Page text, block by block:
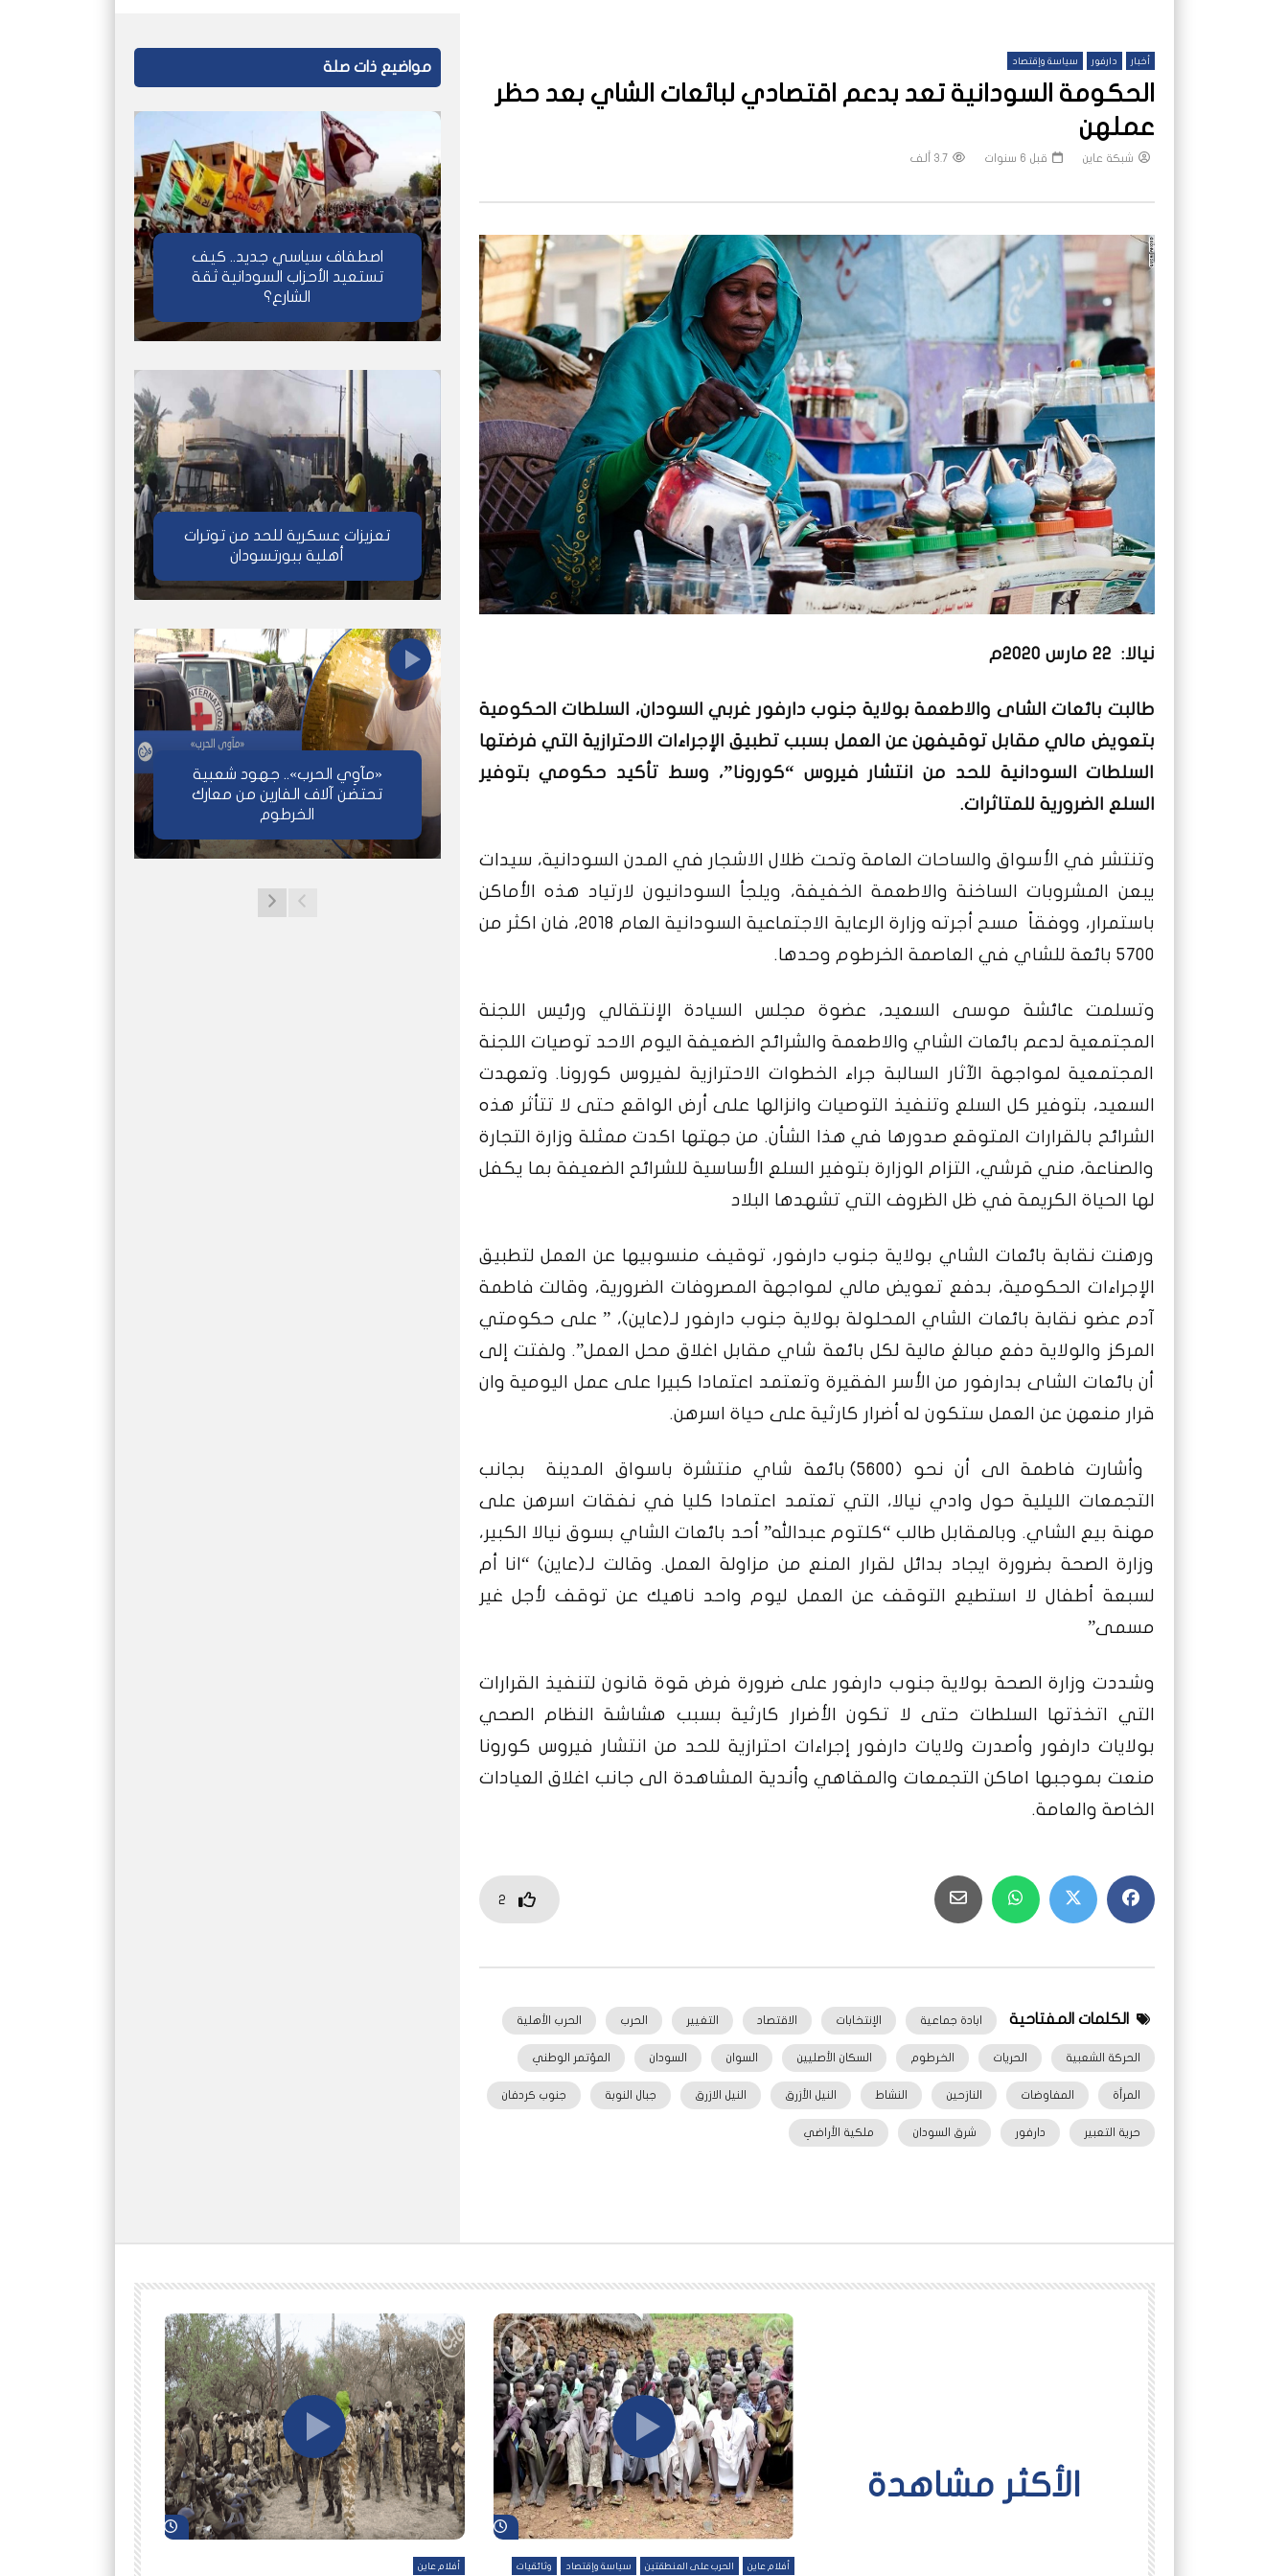
أخبار دارفور سياسة وإقتصاد
الحكومة السودانية تعد بدعم اقتصادي لبائعات الشاي بعد حظر
عملهن
شبكة عاين قبل 6 سنوات 3.7 ألف
نيالا: 22 مارس 2020م
طالبت بائعات الشاى والاطعمة بولاية جنوب دارفور غربي السودان، السلطات الحكومية
بتعويض مالي مقابل توقيفهن عن العمل بسبب تطبيق الإجراءات الاحترازية التي فرضتها
السلطات السودانية للحد من انتشار فيروس “كورونا”، وسط تأكيد حكومي بتوفير
السلع الضرورية للمتاثرات.
وتنتشر في الأسواق والساحات العامة وتحت ظلال الاشجار في المدن السودانية، سيدات
يبعن المشروبات الساخنة والاطعمة الخفيفة، ويلجأ السودانيون لارتياد هذه الأماكن
باستمرار، ووفقاً مسح أجرته وزارة الرعاية الاجتماعية السودانية العام 2018، فان اكثر من
5700 بائعة للشاي في العاصمة الخرطوم وحدها.
وتسلمت عائشة موسى السعيد، عضوة مجلس السيادة الإنتقالي ورئيس اللجنة
المجتمعية لدعم بائعات الشاي والاطعمة والشرائح الضعيفة اليوم الاحد توصيات اللجنة
المجتمعية لمواجهة الآثار السالبة جراء الخطوات الاحترازية لفيروس كورونا. وتعهدت
السعيد، بتوفير كل السلع وتنفيذ التوصيات وانزالها على أرض الواقع حتى لا تتأثر هذه
الشرائح بالقرارات المتوقع صدورها في هذا الشأن. من جهتها اكدت ممثلة وزارة التجارة
والصناعة، مني قرشي، التزام الوزارة بتوفير السلع الأساسية للشرائح الضعيفة بما يكفل
لها الحياة الكريمة في ظل الظروف التي تشهدها البلاد
ورهنت نقابة بائعات الشاي بولاية جنوب دارفور، توقيف منسوبيها عن العمل لتطبيق
الإجراءات الحكومية، بدفع تعويض مالي لمواجهة المصروفات الضرورية، وقالت فاطمة
آدم عضو نقابة بائعات الشاي المحلولة بولاية جنوب دارفور لـ(عاين)، ” على حكومتي
المركز والولاية دفع مبالغ مالية لكل بائعة شاي مقابل اغلاق محل العمل”. ولفتت إلى
أن بائعات الشاى بدارفور من الأسر الفقيرة وتعتمد اعتمادا كبيرا على عمل اليومية وان
قرار منعهن عن العمل ستكون له أضرار كارثية على حياة اسرهن.
وأشارت فاطمة الى أن نحو (٥٦٠٠) بائعة شاي منتشرة باسواق المدينة بجانب
التجمعات الليلية حول وادي نيالا، التي تعتمد اعتمادا كليا في نفقات اسرهن على
مهنة بيع الشاي. وبالمقابل طالب “كلتوم عبدالله” أحد بائعات الشاي بسوق نيالا الكبير،
وزارة الصحة بضرورة ايجاد بدائل لقرار المنع من مزاولة العمل. وقالت لـ(عاين) “انا أم
لسبعة أطفال لا استطيع التوقف عن العمل ليوم واحد ناهيك عن توقف لأجل غير
مسمى”
وشددت وزارة الصحة بولاية جنوب دارفور على ضرورة فرض قوة قانون لتنفيذ القرارات
التي اتخذتها السلطات حتى لا تكون الأضرار كارثية بسبب هشاشة النظام الصحي
بولايات دارفور وأصدرت ولايات دارفور إجراءات احترازية للحد من انتشار فيروس كورونا
منعت بموجبها اماكن التجمعات والمقاهي وأندية المشاهدة الى جانب اغلاق العيادات
الخاصة والعامة.
2
الكلمات المفتاحية ابادة جماعية الإنتخابات الاقتصاد التغيير الحرب الحرب الأهلية
الحركة الشعبية الحريات الخرطوم السكان الأصليين السوان السودان المؤتمر الوطني
المرأة المفاوضات النازحين النشاط النيل الأزرق النيل الازرق جبال النوبة جنوب كردفان
حرية التعبير دارفور شرق السودان ملكية الأراضي
مواضيع ذات صلة
اصطفاف سياسي جديد.. كيف
تستعيد الأحزاب السودانية ثقة
الشارع؟
تعزيزات عسكرية للحد من توترات
أهلية ببورتسودان
«مآوِي الحرب».. جهود شعبية
تحتضن آلاف الفارين من معارك
الخرطوم
اﻷكثر مشاهدة
شاهد لاحقاً شاهد لاحقاً
أفلام عاين الحرب على المنطقتين سياسة وإقتصاد وثائقيات
شاهد لاحقاً
أفلام عاين